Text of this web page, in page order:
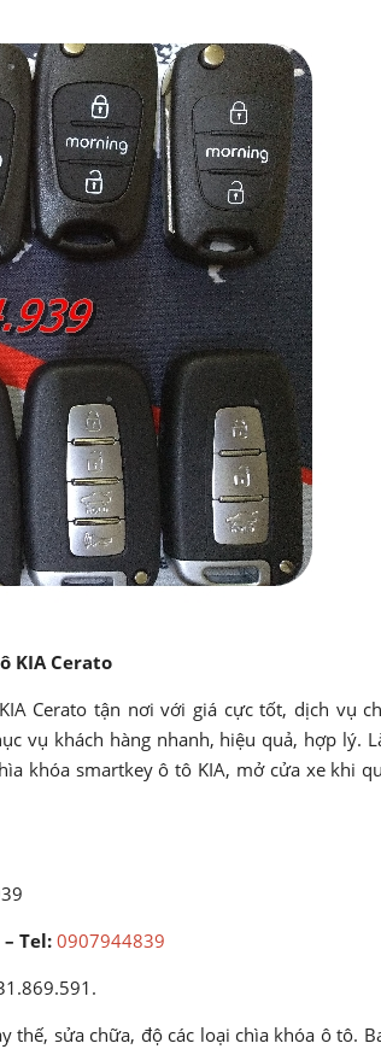
KIA Cerato
Cerato tận nơi với giá cực tốt, dịch vụ
vụ khách hàng nhanh, hiệu quả, hợp lý.
khóa smartkey ô tô KIA, mở cửa xe khi
Tel: 0907944839
thế, sửa chữa, độ các loại chìa khóa ô tô.